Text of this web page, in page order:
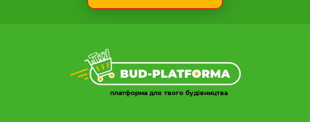
платформа для твого будівництва